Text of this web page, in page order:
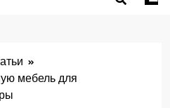
мебель для